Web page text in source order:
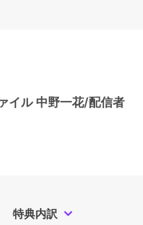
イル 中野一花/配信者
特典内訳